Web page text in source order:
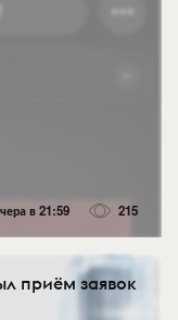
в 21:59 215
приём заявок